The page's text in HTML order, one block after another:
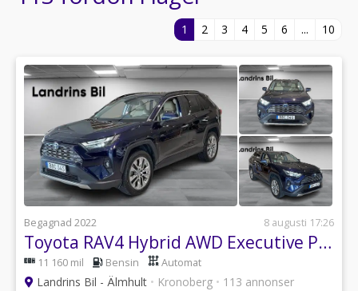
1 2 3 4 5 6 ... 10
Begagnad 2022 8 augusti 17:26
Toyota RAV4 Hybrid AWD Executive Premium *Vinterhjul*Dragkrok*
11 160 mil Bensin Automat
Landrins Bil - Älmhult • Kronoberg • 113 annonser